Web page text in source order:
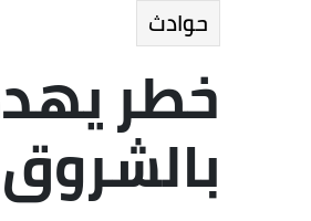
حوادث
خطر
بالشروق